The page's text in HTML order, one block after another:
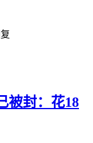
被封：花18